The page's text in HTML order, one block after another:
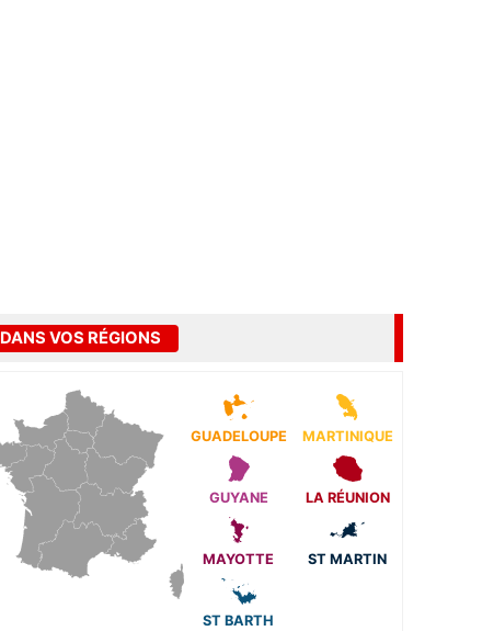
DANS VOS RÉGIONS
GUADELOUPE MARTINIQUE
GUYANE LA RÉUNION
MAYOTTE ST MARTIN
ST BARTH